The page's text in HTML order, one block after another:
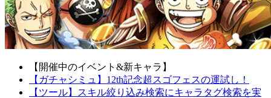
【開催中のイベント&新キャラ】
【ガチャシミュ】12th記念超スゴフェスの運試し！
【ツール】スキル絞り込み検索にキャラタグ検索を実